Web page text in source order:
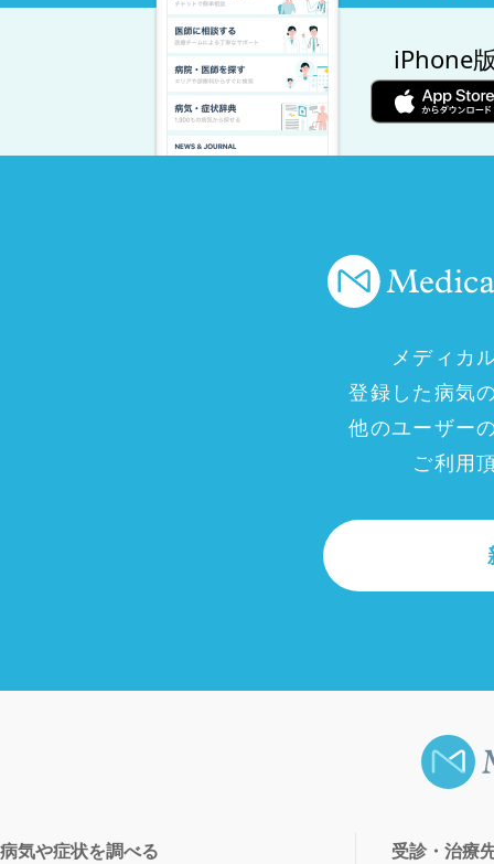
iPhone
メディカ
登録した病気
他のユーザー
ご利用
病気や症状を調べる 受診・治療